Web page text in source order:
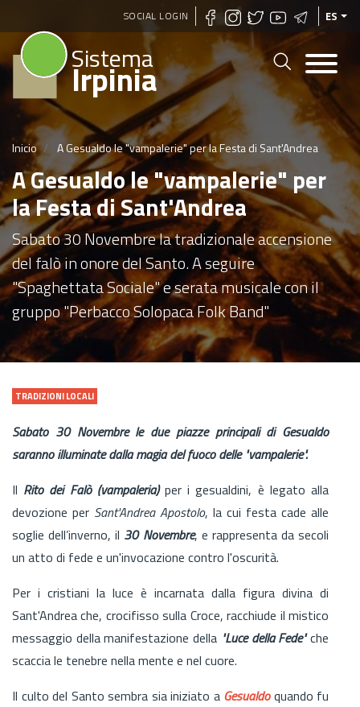
Pasar
al
contenido
principal
SOCIAL LOGIN ES
Sistema
Irpinia
Inicio A Gesualdo le "vampalerie" per la Festa di Sant'Andrea
A Gesualdo le "vampalerie" per
la Festa di Sant'Andrea
Sabato 30 Novembre la tradizionale accensione
del falò in onore del Santo. A seguire
"Spaghettata Sociale" e serata musicale con il
gruppo "Perbacco Solopaca Folk Band"
TRADIZIONI LOCALI
Sabato 30 Novembre le due piazze principali di Gesualdo
saranno illuminate dalla magia del fuoco delle "vampalerie".
Il Rito dei Falò (vampaleria)per i gesualdini, è legato alla
devozione per Sant'Andrea Apostolo, la cui festa cade alle
soglie dell’inverno, il 30 Novembre, e rappresenta da secoli
un atto di fede e un'invocazione contro l'oscurità.
Per i cristiani la luce è incarnata dalla figura divina di
Sant'Andrea che, crocifisso sulla Croce, racchiude il mistico
messaggio della manifestazione della "Luce della Fede"che
scaccia le tenebre nella mente e nel cuore.
Il culto del Santo sembra sia iniziato a Gesualdo quando fu